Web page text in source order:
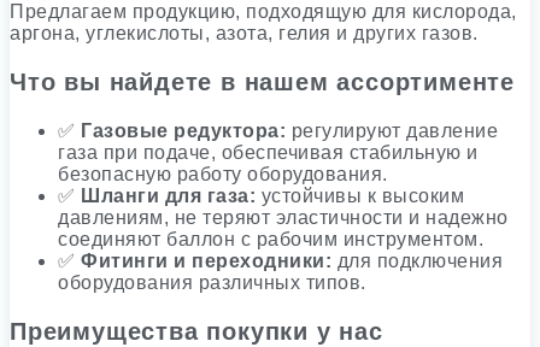
Предлагаем продукцию, подходящую для кислорода,
аргона, углекислоты, азота, гелия и других газов.
Что вы найдете в нашем ассортименте
✅ Газовые редуктора: регулируют давление
газа при подаче, обеспечивая стабильную и
безопасную работу оборудования.
✅ Шланги для газа: устойчивы к высоким
давлениям, не теряют эластичности и надежно
соединяют баллон с рабочим инструментом.
✅ Фитинги и переходники: для подключения
оборудования различных типов.
Преимущества покупки у нас